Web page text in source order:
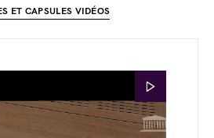
ET CAPSULES VIDÉOS